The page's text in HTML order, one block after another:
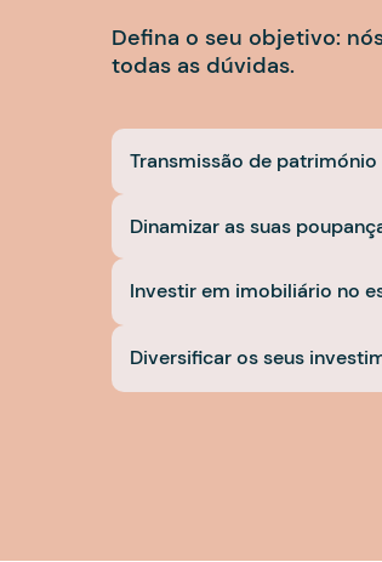
Defina o seu objetivo:
todas as dúvidas.
Transmissão de património
Dinamizar as suas
Investir em imobiliário no
Diversificar os seus